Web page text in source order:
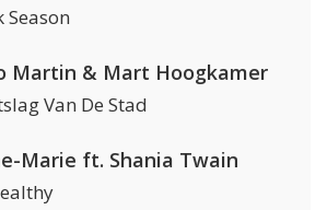
Season
Martin & Mart Hoogkamer
Van De Stad
Marie ft. Shania Twain